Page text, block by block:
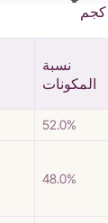
نسبة
المكونات
52.0%
48.0%